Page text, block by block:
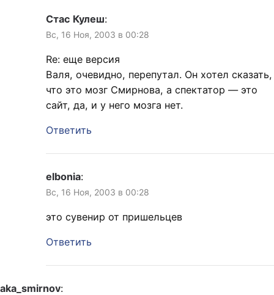
Стас Кулеш:
Вс, 16 Ноя, 2003 в 00:28
Re: еще версия
Валя, очевидно, перепутал. Он хотел сказать,
что это мозг Смирнова, а спектатор — это
сайт, да, и у него мозга нет.
Ответить
elbonia:
Вс, 16 Ноя, 2003 в 00:28
это сувенир от пришельцев
Ответить
aka_smirnov: